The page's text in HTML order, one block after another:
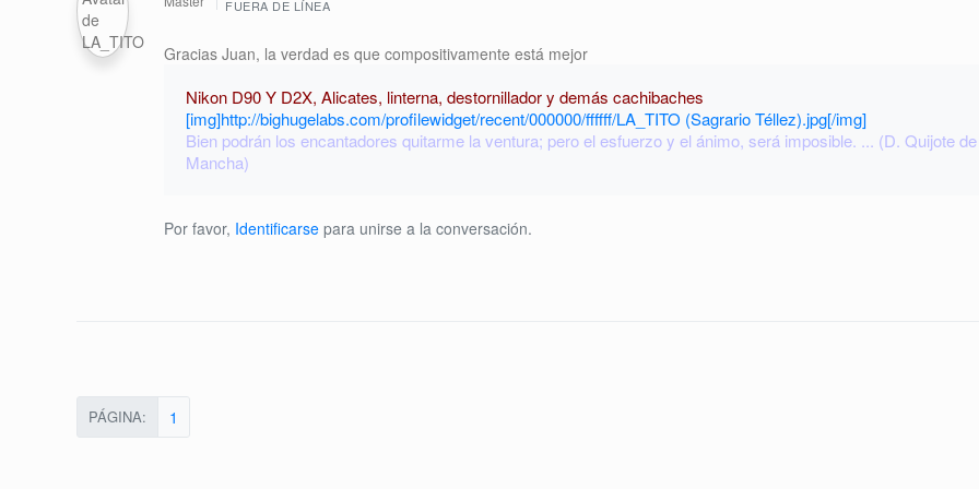
FUERA DE LÍNEA
Gracias Juan, la verdad es que compositivamente está mejor
Nikon D90 Y D2X, Alicates, linterna, destornillador y demás cachibaches
[img]http://bighugelabs.com/profilewidget/recent/000000/ffffff/LA_TITO (Sagrario Téllez).jpg[/img]
Bien podrán los encantadores quitarme la ventura; pero el esfuerzo y el ánimo, será imposible. ... (D. Quijote
Mancha)
Por favor, Identificarse para unirse a la conversación.
PÁGINA: 1